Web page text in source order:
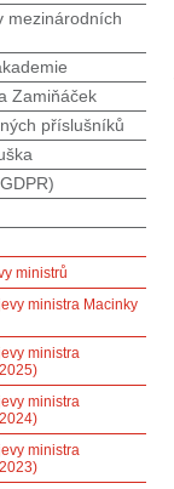
mezinárodních
Zamiňáček
příslušníků
ministrů
ministra Macinky
ministra
ministra
ministra